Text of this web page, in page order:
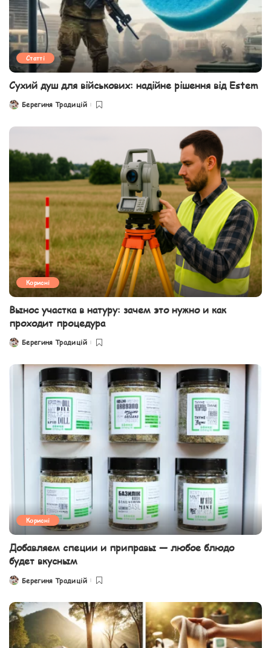
Статті
Сухий душ для військових: надійне рішення від Estem
PostedБерегиня Традицій
Корисні
Вынос участка в натуру: зачем это нужно и как
проходит процедура
PostedБерегиня Традицій
Корисні
Добавляем специи и приправы — любое блюдо
будет вкусным
PostedБерегиня Традицій